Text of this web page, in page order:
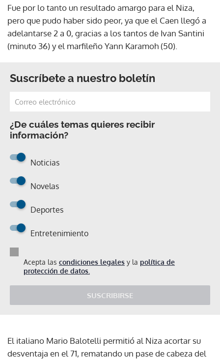
Fue por lo tanto un resultado amargo para el Niza,
pero que pudo haber sido peor, ya que el Caen llegó a
adelantarse 2 a 0, gracias a los tantos de Ivan Santini
(minuto 36) y el marfileño Yann Karamoh (50).
Suscríbete a nuestro boletín
¿De cuáles temas quieres recibir
información?
Noticias
Novelas
Deportes
Entretenimiento
Acepta las condiciones legales y la política de
protección de datos.
SUSCRIBIRSE
El italiano Mario Balotelli permitió al Niza acortar su
desventaja en el 71, rematando un pase de cabeza del